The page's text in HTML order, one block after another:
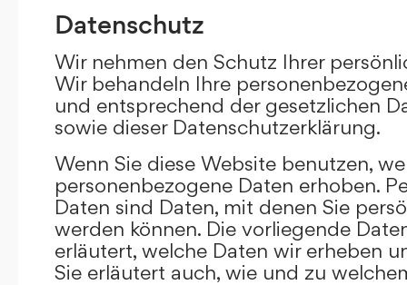
Datenschutz
Wir nehmen den Schutz Ihrer
Wir behandeln Ihre
und entsprechend der gesetzlichen
sowie dieser Datenschutzerklärung.
Wenn Sie diese Website benutzen,
personenbezogene Daten erhoben.
Daten sind Daten, mit denen Sie
werden können. Die vorliegende
erläutert, welche Daten wir erheben
Sie erläutert auch, wie und zu